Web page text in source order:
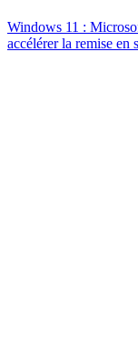
Windows 11 :
accélérer la remise en